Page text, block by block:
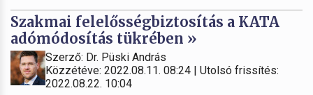
Szakmai felelősségbiztosítás a KATA
adómódosítás tükrében »
Szerző: Dr. Püski András
Közzétéve: 2022.08.11. 08:24 | Utolsó frissítés:
2022.08.22. 10:04